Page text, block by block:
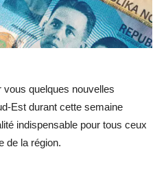
quelques nouvelles
Est durant cette semaine
indispensable pour tous ceux
de la région.